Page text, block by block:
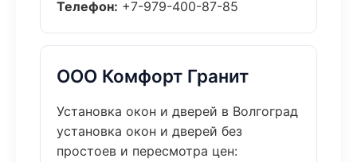
Телефон: +7-979-400-87-85
ООО Комфорт Гранит
Установка окон и дверей в Волгоград
установка окон и дверей без
простоев и пересмотра цен: